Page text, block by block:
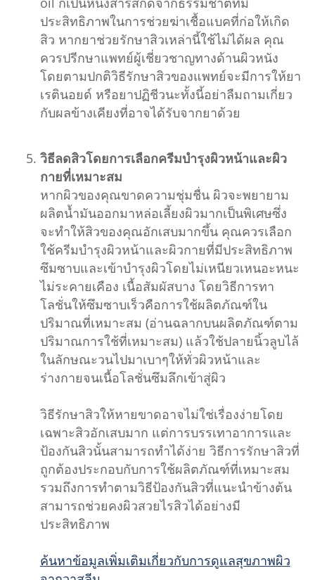
ประสิทธิภาพในการช่วยฆ่าเชื้อแบคที่ก่อให้เกิด
สิว หากยาช่วยรักษาสิวเหล่านี้ใช้ไม่ได้ผล คุณ
ควรปรีกษาแพทย์ผู้เชี่ยวชาญทางด้านผิวหนัง
โดยตามปกติวิธีรักษาสิวของแพทย์จะมีการให้ยา
เรตินอยด์ หรือยาปฏิชีวนะทั้งนี้อย่าลืมถามเกี่ยว
กับผลข้างเคียงที่อาจได้รับจากยาด้วย
วิธีลดสิวโดยการเลือกครีมบำรุงผิวหน้าและผิว
กายที่เหมาะสม
หากผิวของคุณขาดความชุ่มชื่น ผิวจะพยายาม
ผลิตน้ำมันออกมาหล่อเลี้ยงผิวมากเป็นพิเศษซึ่ง
จะทำให้สิวของคุณอักเสบมากขึ้น คุณควรเลือก
ใช้ครีมบำรุงผิวหน้าและผิวกายที่มีประสิทธิภาพ
ซึมซาบและเข้าบำรุงผิวโดยไม่เหนียวเหนอะหนะ
ไม่ระคายเคือง เนื้อสัมผัสบาง โดยวิธีการทา
โลชั่นให้ซึมซาบเร็วคือการใช้ผลิตภัณฑ์ใน
ปริมาณที่เหมาะสม (อ่านฉลากบนผลิตภัณฑ์ตาม
ปริมาณการใช้ที่เหมาะสม) แล้วใช้ปลายนิ้วลูบไล้
ในลักษณะวนไปมาเบาๆให้ทั่วผิวหน้าและ
ร่างกายจนเนื้อโลชั่นซึมลึกเข้าสู่ผิว
วิธีรักษาสิวให้หายขาดอาจไม่ใช่เรื่องง่ายโดย
เฉพาะสิวอักเสบมาก แต่การบรรเทาอาการและ
ป้องกันสิวนั้นสามารถทำได้ง่าย วิธีการรักษาสิวที่
ถูกต้องประกอบกับการใช้ผลิตภัณฑ์ที่เหมาะสม
รวมถึงการทำตามวิธีป้องกันสิวที่แนะนำข้างต้น
สามารถช่วยคงผิวสวยไรสิวได้อย่างมี
ประสิทธิภาพ
ค้นหาข้อมูลเพิ่มเติมเกี่ยวกับการดูแลสุขภาพผิว